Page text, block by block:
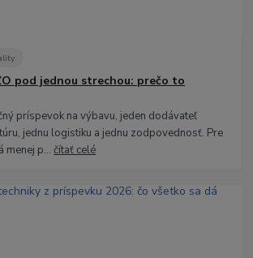
pod jednou strechou: prečo to
príspevok na výbavu, jeden dodávateľ
jednu logistiku a jednu zodpovednosť. Pre
menej p...čítať celé